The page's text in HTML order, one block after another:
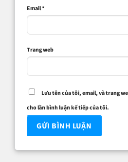
Email*
Trang web
Lưu tên của tôi, email, và trang
cho lần bình luận kế tiếp của tôi.